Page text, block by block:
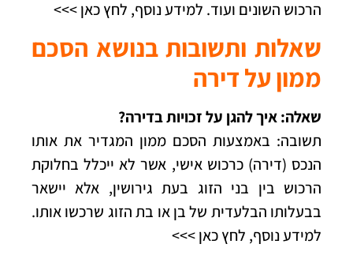
הרכוש השונים ועוד. למידע נוסף, לחץ כאן >>>
שאלות ותשובות בנושא הסכם
ממון על דירה
שאלה: איך להגן על זכויות בדירה?
תשובה: באמצעות הסכם ממון המגדיר את אותו
הנכס (דירה) כרכוש אישי, אשר לא ייכלל בחלוקת
הרכוש בין בני הזוג בעת גירושין, אלא יישאר
בבעלותו הבלעדית של בן או בת הזוג שרכשו אותו.
למידע נוסף, לחץ כאן >>>